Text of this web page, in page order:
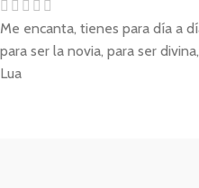
Me encanta, tienes para día a
para ser la novia, para ser
Lua